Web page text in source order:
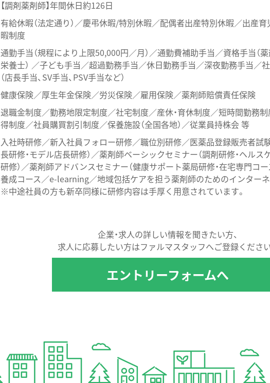
【調剤薬剤師】年間休日約126日
有給休暇（法定通り）／慶弔休暇/特別休暇／配偶者出産特別休暇／出産
暇制度
通勤手当（規程により上限50,000円／月）／通勤費補助手当／資格手当（薬
栄養士） ／子ども手当／超過勤務手当／休日勤務手当／深夜勤務手当／
（店長手当、SV手当、PSV手当など）
健康保険／厚生年金保険／労災保険／雇用保険／薬剤師賠償責任保険
退職金制度／勤務地限定制度／社宅制度／産休・育休制度／短時間勤務
得制度／社員購買割引制度／保養施設（全国各地）／従業員持株会 等
入社時研修／新入社員フォロー研修／職位別研修／医薬品登録販売者試
長研修・モデル店長研修）／薬剤師ベーシックセミナー（調剤研修・ヘルス
研修）／薬剤師アドバンスセミナー（健康サポート薬局研修・在宅専門コ
養成コース／e-learning／地域包括ケアを担う薬剤師のためのインター
※中途社員の方も新卒同様に研修内容は手厚く用意されています。
企業・求人の詳しい情報を聞きたい方、
求人に応募したい方はファルマスタッフへご登録ください
エントリーフォームへ